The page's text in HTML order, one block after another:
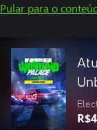
Pular para o